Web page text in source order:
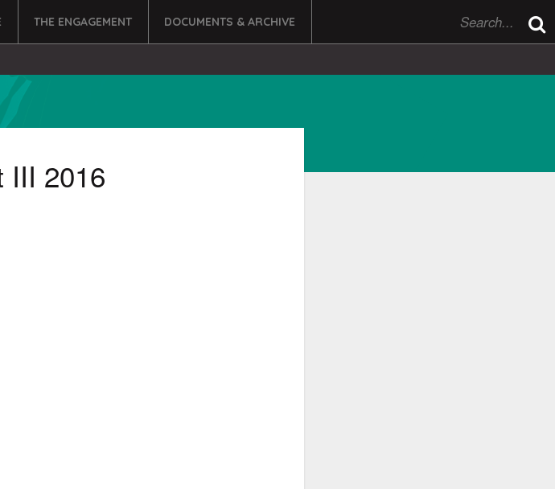
THE ENGAGEMENT DOCUMENTS & ARCHIVE
III 2016